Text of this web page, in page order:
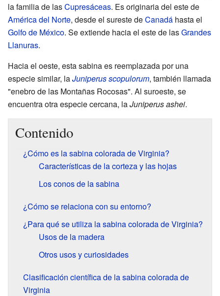
la familia de lasCupresáceas. Es originaria del este de
América del Norte, desde el sureste deCanadá hasta el
Golfo de México. Se extiende hacia el este de lasGrandes
Llanuras.
Hacia el oeste, esta sabina es reemplazada por una
especie similar, laJuniperus scopulorum, también llamada
"enebro de las Montañas Rocosas". Al suroeste, se
encuentra otra especie cercana, laJuniperus ashei.
Contenido
¿Cómo es la sabina colorada de Virginia?
Características de la corteza y las hojas
Los conos de la sabina
¿Cómo se relaciona con su entorno?
¿Para qué se utiliza la sabina colorada de Virginia?
Usos de la madera
Otros usos y curiosidades
Clasificación científica de la sabina colorada de
Virginia